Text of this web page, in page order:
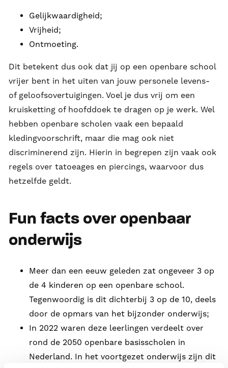
Gelijkwaardigheid;
Vrijheid;
Ontmoeting.
Dit betekent dus ook dat jij op een openbare school
vrijer bent in het uiten van jouw personele levens-
of geloofsovertuigingen. Voel je dus vrij om een
kruisketting of hoofddoek te dragen op je werk. Wel
hebben openbare scholen vaak een bepaald
kledingvoorschrift, maar die mag ook niet
discriminerend zijn. Hierin in begrepen zijn vaak ook
regels over tatoeages en piercings, waarvoor dus
hetzelfde geldt.
Fun facts over openbaar
onderwijs
Meer dan een eeuw geleden zat ongeveer 3 op
de 4 kinderen op een openbare school.
Tegenwoordig is dit dichterbij 3 op de 10, deels
door de opmars van het bijzonder onderwijs;
In 2022 waren deze leerlingen verdeelt over
rond de 2050 openbare basisscholen in
Nederland. In het voortgezet onderwijs zijn dit